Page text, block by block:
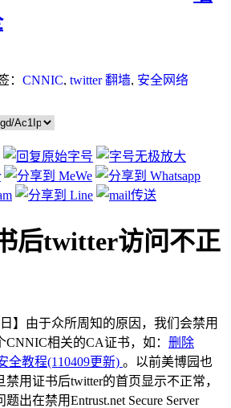
： CNNIC, twitter 翻墙, 安全网络
后twitter访问不正
】由于众所周知的原因，我们会禁用
CNNIC相关的CA证书，如： 删除
全教程(110409更新) 。以前美博园也
用证书后twitter的首页显示不正常，
出在禁用Entrust.net Secure Server